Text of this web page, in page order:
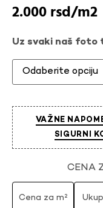
2.000rsd
Uz svaki naš foto
VAŽNE
SIGURNI
CENA
Cena za m²